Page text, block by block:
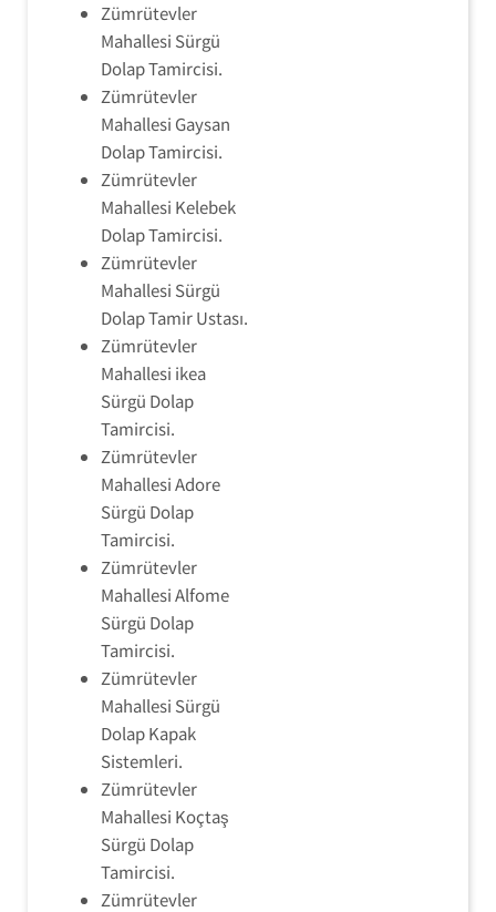
Zümrütevler
Mahallesi Sürgü
Dolap Tamircisi.
Zümrütevler
Mahallesi Gaysan
Dolap Tamircisi.
Zümrütevler
Mahallesi Kelebek
Dolap Tamircisi.
Zümrütevler
Mahallesi Sürgü
Dolap Tamir Ustası.
Zümrütevler
Mahallesi ikea
Sürgü Dolap
Tamircisi.
Zümrütevler
Mahallesi Adore
Sürgü Dolap
Tamircisi.
Zümrütevler
Mahallesi Alfome
Sürgü Dolap
Tamircisi.
Zümrütevler
Mahallesi Sürgü
Dolap Kapak
Sistemleri.
Zümrütevler
Mahallesi Koçtaş
Sürgü Dolap
Tamircisi.
Zümrütevler